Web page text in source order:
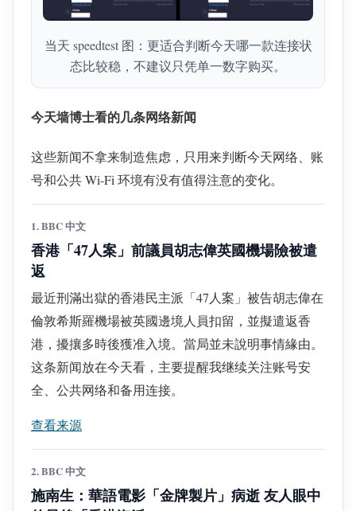
当天 speedtest 图：更适合判断今天哪一款连接状
态比较稳，不建议只凭单一数字购买。
今天墙博士看的几条网络新闻
这些新闻不拿来制造焦虑，只用来判断今天网络、账
号和公共 Wi-Fi 环境有没有值得注意的变化。
1. BBC 中文
香港「47人案」前議員胡志偉英國機場險被遣
返
最近刑滿出獄的香港民主派「47人案」被告胡志偉在
倫敦希斯羅機場被英國邊境人員扣留，並擬遣返香
港，擾攘多時後獲准入境。當局並未說明事情緣由。
这条新闻放在今天看，主要提醒我继续关注账号安
全、公共网络和备用连接。
查看来源
2. BBC 中文
施南生：華語電影「金牌製片」病逝 友人眼中